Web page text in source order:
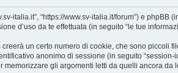
italia.it”, “https://www.sv-italia.it/forum”) e phpBB
d’uso da te effettuata (in seguito “le tue
un certo numero di cookie, che sono piccoli
anonimo di sessione (in seguito “session-
gli argomenti letti da quelli ancora